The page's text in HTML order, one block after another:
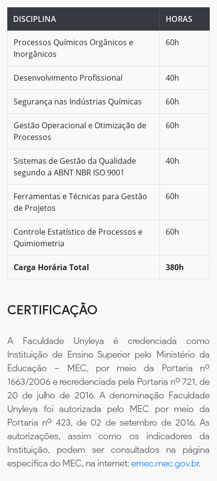
DISCIPLINA HORAS
Processos Químicos Orgânicos e
Inorgânicos
60h
Desenvolvimento Profissional 40h
Segurança nas Indústrias Químicas 60h
Gestão Operacional e Otimização de
Processos
60h
Sistemas de Gestão da Qualidade
segundo a ABNT NBR ISO 9001
40h
Ferramentas e Técnicas para Gestão
de Projetos
60h
Controle Estatístico de Processos e
Quimiometria
60h
Carga Horária Total 380h
CERTIFICAÇÃO
A Faculdade Unyleya é credenciada como
Instituição de Ensino Superior pelo Ministério da
Educação – MEC, por meio da Portaria nº
1663/2006 e recredenciada pela Portaria nº 721, de
20 de julho de 2016. A denominação Faculdade
Unyleya foi autorizada pelo MEC por meio da
Portaria nº 423, de 02 de setembro de 2016. As
autorizações, assim como os indicadores da
Instituição, podem ser consultados na página
específica do MEC, na internet: emec.mec.gov.br.